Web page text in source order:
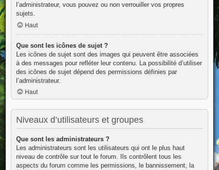
l’administrateur, vous pouvez ou non verrouiller vos propres
sujets.
Haut
Que sont les icônes de sujet ?
Les icônes de sujet sont des images qui peuvent être associées
à des messages pour refléter leur contenu. La possibilité d’utiliser
des icônes de sujet dépend des permissions définies par
l’administrateur.
Haut
Niveaux d’utilisateurs et groupes
Que sont les administrateurs ?
Les administrateurs sont les utilisateurs qui ont le plus haut
niveau de contrôle sur tout le forum. Ils contrôlent tous les
aspects du forum comme les permissions, le bannissement, la